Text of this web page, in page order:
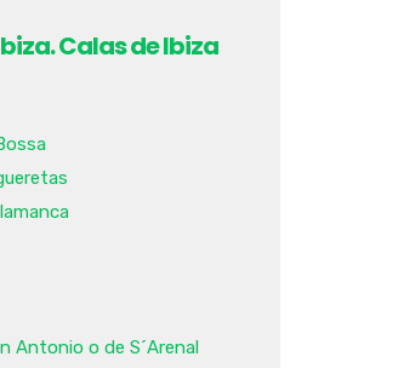
Calas de Ibiza
Antonio o de S´Arenal